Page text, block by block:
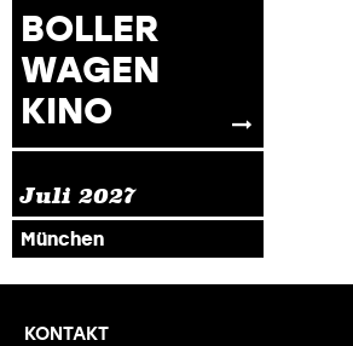
BOLLER
WAGEN
KINO
Juli 2027
München
KONTAKT